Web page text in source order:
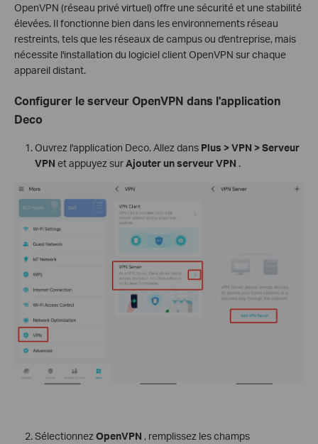
OpenVPN (réseau privé virtuel) offre une sécurité et une stabilité
élevées. Il fonctionne bien dans les environnements réseau
restreints, tels que les réseaux de campus ou d'entreprise, mais
nécessite l'installation du logiciel client OpenVPN sur chaque
appareil distant.
Configurer le serveur OpenVPN dans l'application
Deco
Ouvrez l'application Deco. Allez dans Plus > VPN > Serveur
VPN et appuyez surAjouter un serveur VPN .
Sélectionnez OpenVPN , remplissez les champs